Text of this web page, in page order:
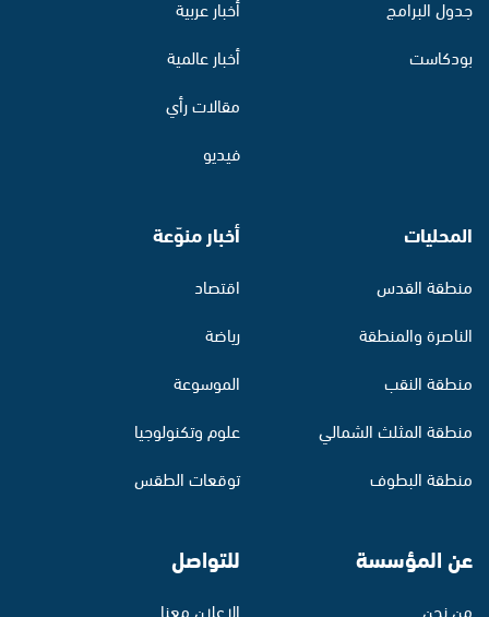
جدول البرامج
بودكاست
أخبار عربية
أخبار عالمية
مقالات رأي
فيديو
المحليات
منطقة القدس
الناصرة والمنطقة
منطقة النقب
منطقة المثلث الشمالي
منطقة البطوف
أخبار منوّعة
اقتصاد
رياضة
الموسوعة
علوم وتكنولوجيا
توقعات الطقس
عن المؤسسة
من نحن
للتواصل
الإعلان معنا